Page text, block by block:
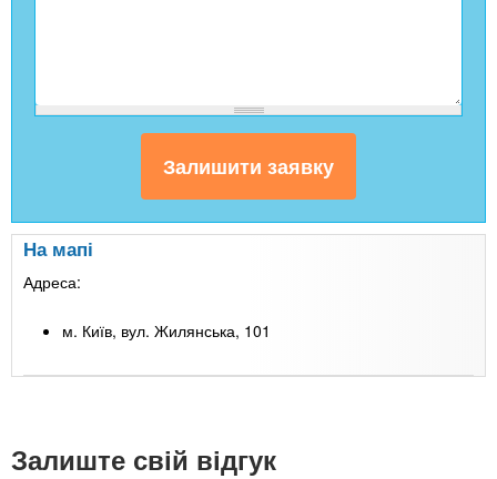
На мапі
Адреса:
м. Київ, вул. Жилянська, 101
Залиште свій відгук